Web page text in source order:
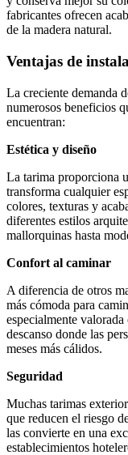
fabricantes ofrecen
de la madera natural.
Ventajas de
La creciente demanda
numerosos beneficios
encuentran:
Estética y diseño
La tarima proporciona
transforma cualquier
colores, texturas y
diferentes estilos
mallorquinas hasta
Confort al caminar
A diferencia de otros
más cómoda para
especialmente valorada
descanso donde las
meses más cálidos.
Seguridad
Muchas tarimas
que reducen el riesgo
las convierte en una
establecimientos